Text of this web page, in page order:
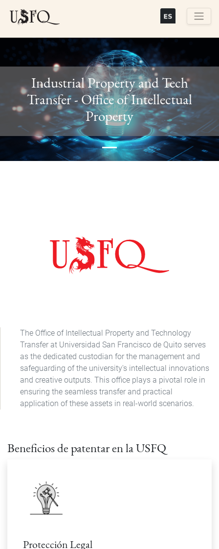
content
Previous
Industrial Property and Tech
Transfer - Office of Intellectual
Property
The Office of Intellectual Property and Technology
Transfer at Universidad San Francisco de Quito serves
as the dedicated custodian for the management and
safeguarding of the university's intellectual innovations
and creative outputs. This office plays a pivotal role in
ensuring the seamless transfer and practical
application of these assets in real-world scenarios.
Beneficios de patentar en la USFQ
Protección Legal